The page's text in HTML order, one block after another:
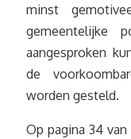
minst
gemeentelijke
aangesproken
de
worden gesteld.
Op pagina 34